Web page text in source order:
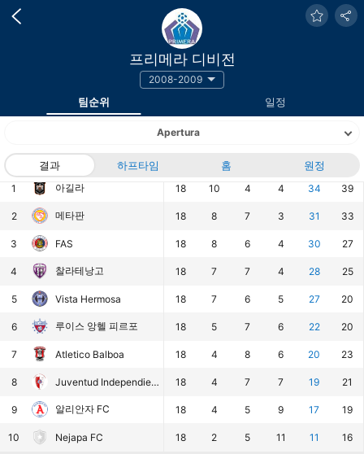
프리메라 디비전
2008-2009
팀순위 일정
Apertura
결과 하프타임 홈 원정
랭킹 팀
1 아길라
2 메타판
3 FAS
4 찰라테낭고
5 Vista Hermosa
6 루이스 앙헬 피르포
7 Atletico Balboa
8 Juventud Independiente
9 알리안자 FC
10 Nejapa FC
승점
18 10 4 4 34 39
18 8 7 3 31 33
18 8 6 4 30 27
18 7 7 4 28 25
18 7 6 5 27 20
18 5 7 6 22 20
18 4 8 6 20 23
18 4 7 7 19 21
18 4 5 9 17 19
18 2 5 11 11 16